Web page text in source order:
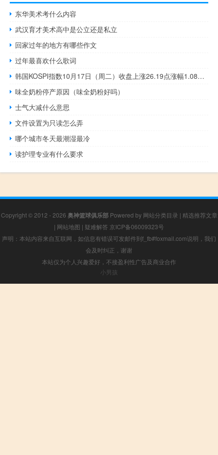
东华美术考什么内容
武汉育才美术高中是公立还是私立
回家过年的地方有哪些作文
过年最喜欢什么歌词
韩国KOSPI指数10月17日（周二）收盘上涨26.19点涨幅1.08%报2462.43点
味全奶粉停产原因（味全奶粉好吗）
士气大减什么意思
文件设置为只读怎么弄
哪个城市冬天最潮湿最冷
读护理专业有什么要求
Copyright © 2012 - 2026 奥神篮球俱乐部Powered by 网站分类目录 | 精选推荐文章
| 网站地图 | 疑难解答 京ICP备06009323号
声明：本站内容来自互联网，如信息有错误可发邮件到f_fb#foxmail.com说明，我们
会及时纠正，谢谢
本站仅为个人兴趣爱好，不接盈利性广告及商业合作
小男孩